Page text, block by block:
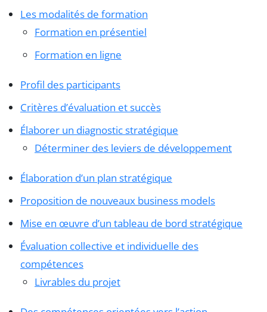
Les modalités de formation
Formation en présentiel
Formation en ligne
Profil des participants
Critères d’évaluation et succès
Élaborer un diagnostic stratégique
Déterminer des leviers de développement
Élaboration d’un plan stratégique
Proposition de nouveaux business models
Mise en œuvre d’un tableau de bord stratégique
Évaluation collective et individuelle des
compétences
Livrables du projet